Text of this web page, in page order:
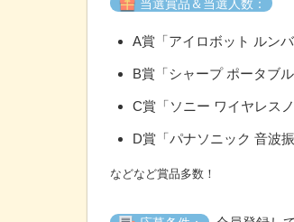
当選賞品＆当選人数：
A賞「アイロボット ルン
B賞「シャープ ポータブ
C賞「ソニー ワイヤレス
D賞「パナソニック 音波
などなど賞品多数！